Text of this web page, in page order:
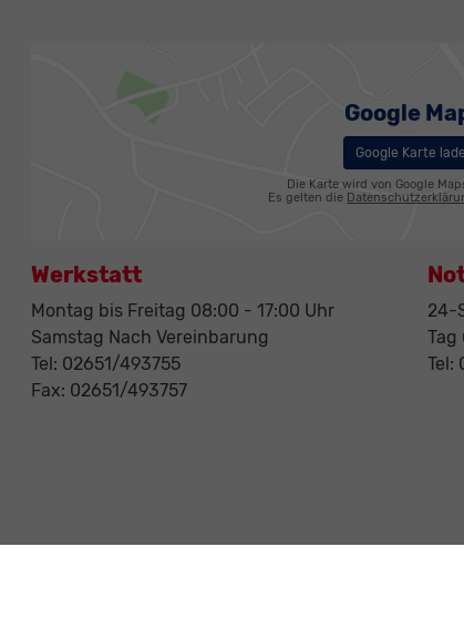
Google
Google Karte
Die Karte wird von Google
Es gelten die
Werkstatt
Montag bis Freitag 08:00 - 17:00 Uhr
Samstag Nach Vereinbarung
Tel: 02651/493755
Fax: 02651/493757
24-
Tag
Tel: